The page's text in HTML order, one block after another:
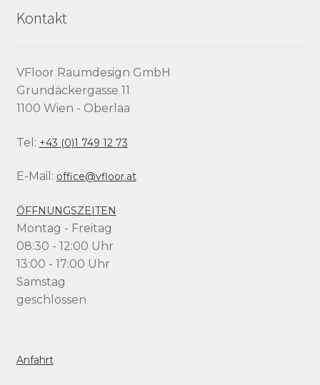
Kontakt
VFloor Raumdesign GmbH
Grundäckergasse 11
1100 Wien - Oberlaa
Tel: +43 (0)1 749 12 73
E-Mail: office@vfloor.at
ÖFFNUNGSZEITEN
Montag - Freitag
08:30 - 12:00 Uhr
13:00 - 17:00 Uhr
Samstag
geschlossen
Anfahrt